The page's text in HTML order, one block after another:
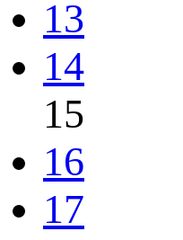
13
14
15
16
17